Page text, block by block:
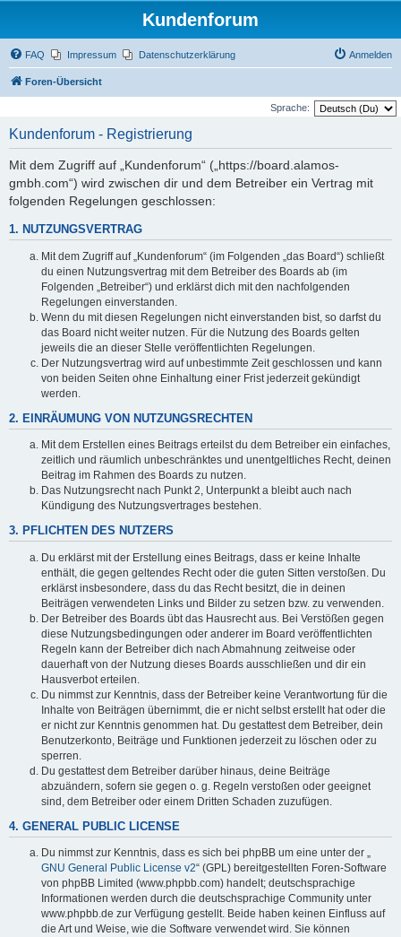
Kundenforum
FAQ Impressum Datenschutzerklärung Anmelden
Foren-Übersicht
Sprache:
Kundenforum - Registrierung
Mit dem Zugriff auf „Kundenforum“ („https://board.alamos-
gmbh.com“) wird zwischen dir und dem Betreiber ein Vertrag mit
folgenden Regelungen geschlossen:
1. NUTZUNGSVERTRAG
Mit dem Zugriff auf „Kundenforum“ (im Folgenden „das Board“) schließt
du einen Nutzungsvertrag mit dem Betreiber des Boards ab (im
Folgenden „Betreiber“) und erklärst dich mit den nachfolgenden
Regelungen einverstanden.
Wenn du mit diesen Regelungen nicht einverstanden bist, so darfst du
das Board nicht weiter nutzen. Für die Nutzung des Boards gelten
jeweils die an dieser Stelle veröffentlichten Regelungen.
Der Nutzungsvertrag wird auf unbestimmte Zeit geschlossen und kann
von beiden Seiten ohne Einhaltung einer Frist jederzeit gekündigt
werden.
2. EINRÄUMUNG VON NUTZUNGSRECHTEN
Mit dem Erstellen eines Beitrags erteilst du dem Betreiber ein einfaches,
zeitlich und räumlich unbeschränktes und unentgeltliches Recht, deinen
Beitrag im Rahmen des Boards zu nutzen.
Das Nutzungsrecht nach Punkt 2, Unterpunkt a bleibt auch nach
Kündigung des Nutzungsvertrages bestehen.
3. PFLICHTEN DES NUTZERS
Du erklärst mit der Erstellung eines Beitrags, dass er keine Inhalte
enthält, die gegen geltendes Recht oder die guten Sitten verstoßen. Du
erklärst insbesondere, dass du das Recht besitzt, die in deinen
Beiträgen verwendeten Links und Bilder zu setzen bzw. zu verwenden.
Der Betreiber des Boards übt das Hausrecht aus. Bei Verstößen gegen
diese Nutzungsbedingungen oder anderer im Board veröffentlichten
Regeln kann der Betreiber dich nach Abmahnung zeitweise oder
dauerhaft von der Nutzung dieses Boards ausschließen und dir ein
Hausverbot erteilen.
Du nimmst zur Kenntnis, dass der Betreiber keine Verantwortung für die
Inhalte von Beiträgen übernimmt, die er nicht selbst erstellt hat oder die
er nicht zur Kenntnis genommen hat. Du gestattest dem Betreiber, dein
Benutzerkonto, Beiträge und Funktionen jederzeit zu löschen oder zu
sperren.
Du gestattest dem Betreiber darüber hinaus, deine Beiträge
abzuändern, sofern sie gegen o. g. Regeln verstoßen oder geeignet
sind, dem Betreiber oder einem Dritten Schaden zuzufügen.
4. GENERAL PUBLIC LICENSE
Du nimmst zur Kenntnis, dass es sich bei phpBB um eine unter der „
GNU General Public License v2“ (GPL) bereitgestellten Foren-Software
von phpBB Limited (www.phpbb.com) handelt; deutschsprachige
Informationen werden durch die deutschsprachige Community unter
www.phpbb.de zur Verfügung gestellt. Beide haben keinen Einfluss auf
die Art und Weise, wie die Software verwendet wird. Sie können